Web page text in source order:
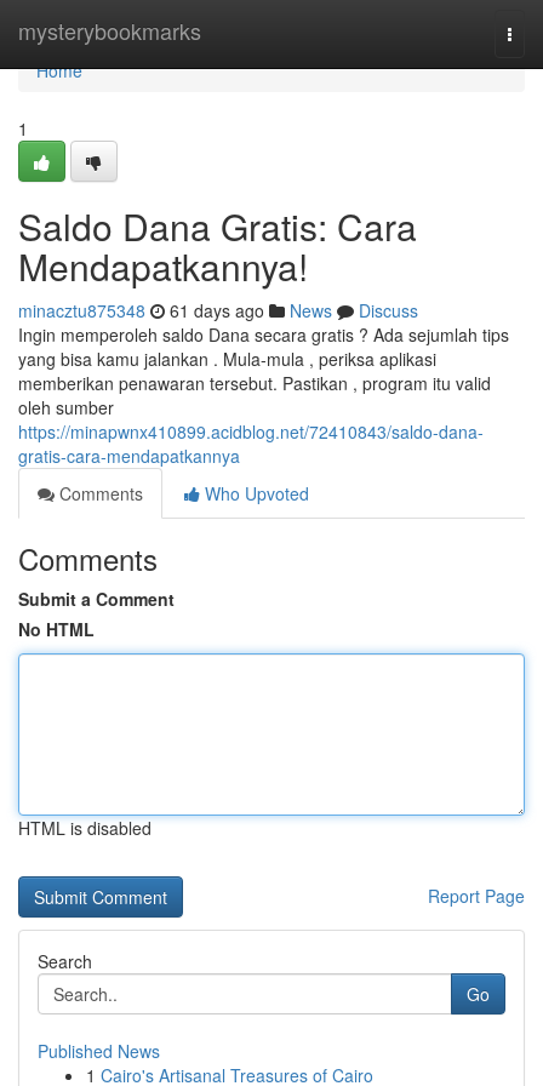
mysterybookmarks
Home
Home
1
Saldo Dana Gratis: Cara
Mendapatkannya!
minacztu875348 61 days ago News
Discuss
Ingin memperoleh saldo Dana secara gratis ? Ada sejumlah tips
yang bisa kamu jalankan . Mula-mula , periksa aplikasi
memberikan penawaran tersebut. Pastikan , program itu valid
oleh sumber
https://minapwnx410899.acidblog.net/72410843/saldo-dana-
gratis-cara-mendapatkannya
Comments
Who Upvoted
Comments
Submit a Comment
No HTML
HTML is disabled
Report Page
Search
Go
Published News
1 Cairo's Artisanal Treasures of Cairo